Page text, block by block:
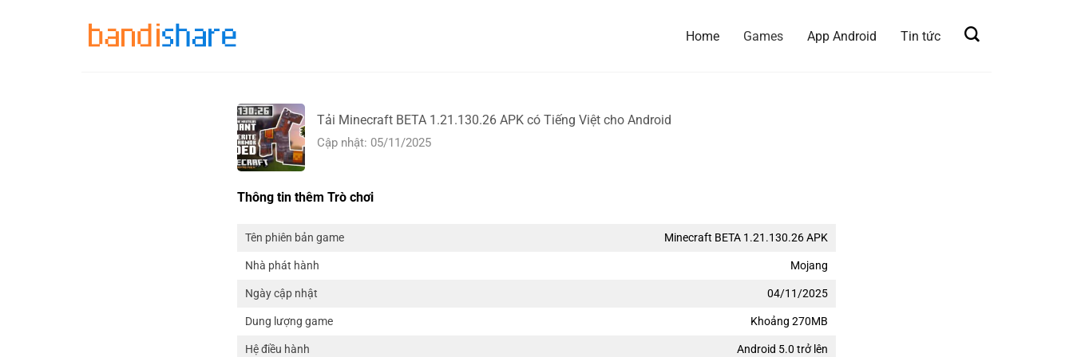
Home Games App Android Tin tức
Tải Minecraft BETA 1.21.130.26 APK có Tiếng Việt cho Android
Cập nhật: 05/11/2025
Thông tin thêm Trò chơi
Tên phiên bản game Minecraft BETA 1.21.130.26 APK
Nhà phát hành Mojang
Ngày cập nhật 04/11/2025
Dung lượng game Khoảng 270MB
Hệ điều hành Android 5.0 trở lên